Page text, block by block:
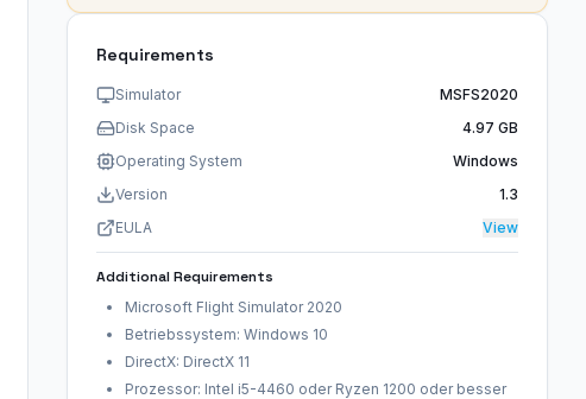
Requirements
Simulator
MSFS2020
Disk Space
4.97 GB
Operating System
Windows
Version
1.3
EULA
View
Additional Requirements
Microsoft Flight Simulator 2020
Betriebssystem: Windows 10
DirectX: DirectX 11
Prozessor: Intel i5-4460 oder Ryzen 1200 oder besser